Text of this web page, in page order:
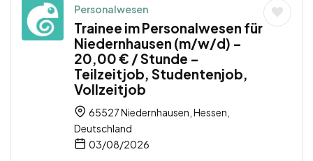
Personalwesen
Trainee im Personalwesen für
Niedernhausen (m/w/d) –
20,00 € / Stunde –
Teilzeitjob, Studentenjob,
Vollzeitjob
65527 Niedernhausen, Hessen,
Deutschland
03/08/2026